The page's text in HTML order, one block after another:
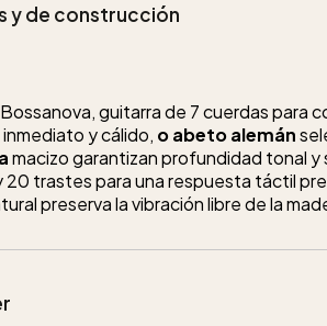
y de construcción
guitarra de 7 cuerdas para
y cálido, o abeto alemán
macizo garantizan profundidad tonal y
20 trastes para una respuesta táctil
preserva la vibración libre de la